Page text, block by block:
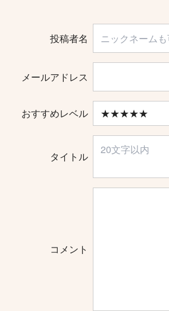
投稿者名
メールアドレス
おすすめレベル
タイトル
コメント